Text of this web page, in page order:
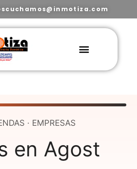
· EMPRESAS
en Agost